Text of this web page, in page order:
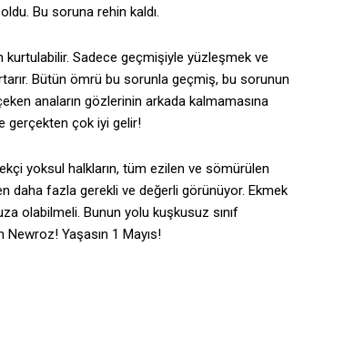
Bu soruna rehin kaldı.
kurtulabilir. Sadece geçmişiyle yüzleşmek ve
Bütün ömrü bu sorunla geçmiş, bu sorunun
anaların gözlerinin arkada kalmamasına
gerçekten çok iyi gelir!
yoksul halkların, tüm ezilen ve sömürülen
daha fazla gerekli ve değerli görünüyor. Ekmek
olabilmeli. Bunun yolu kuşkusuz sınıf
Yaşasın 1 Mayıs!